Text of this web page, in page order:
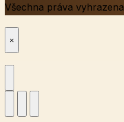
Všechna práva vyhrazena
×